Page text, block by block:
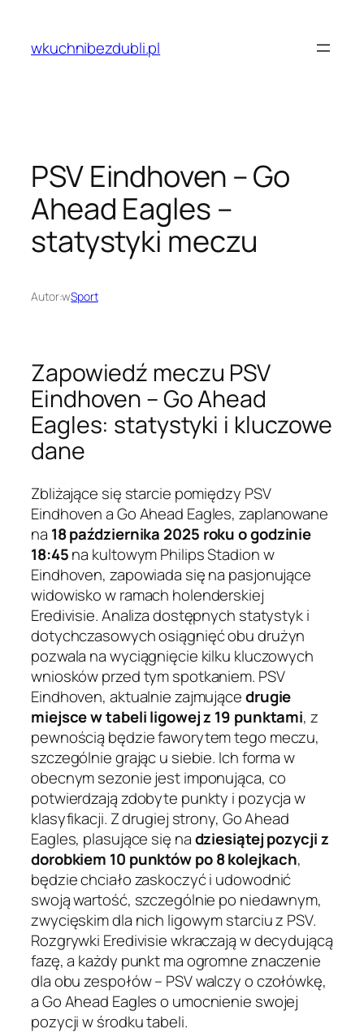
treściwkuchnibezdubli.pl
PSV Eindhoven – Go
Ahead Eagles –
statystyki meczu
Autor:wSport
Zapowiedź meczu PSV
Eindhoven – Go Ahead
Eagles: statystyki i kluczowe
dane
Zbliżające się starcie pomiędzy PSV
Eindhoven a Go Ahead Eagles, zaplanowane
na 18 października 2025 roku o godzinie
18:45na kultowym Philips Stadion w
Eindhoven, zapowiada się na pasjonujące
widowisko w ramach holenderskiej
Eredivisie. Analiza dostępnych statystyk i
dotychczasowych osiągnięć obu drużyn
pozwala na wyciągnięcie kilku kluczowych
wniosków przed tym spotkaniem. PSV
Eindhoven, aktualnie zajmującedrugie
miejsce w tabeli ligowej z 19 punktami, z
pewnością będzie faworytem tego meczu,
szczególnie grając u siebie. Ich forma w
obecnym sezonie jest imponująca, co
potwierdzają zdobyte punkty i pozycja w
klasyfikacji. Z drugiej strony, Go Ahead
Eagles, plasujące się nadziesiątej pozycji z
dorobkiem 10 punktów po 8 kolejkach,
będzie chciało zaskoczyć i udowodnić
swoją wartość, szczególnie po niedawnym,
zwycięskim dla nich ligowym starciu z PSV.
Rozgrywki Eredivisie wkraczają w decydującą
fazę, a każdy punkt ma ogromne znaczenie
dla obu zespołów – PSV walczy o czołówkę,
a Go Ahead Eagles o umocnienie swojej
pozycji w środku tabeli.